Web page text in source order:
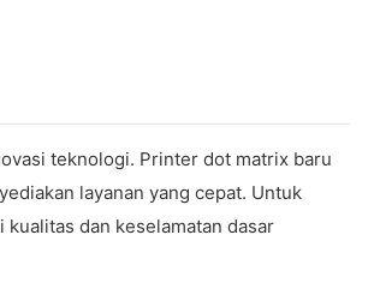
teknologi. Printer dot matrix baru
layanan yang cepat. Untuk
dan keselamatan dasar